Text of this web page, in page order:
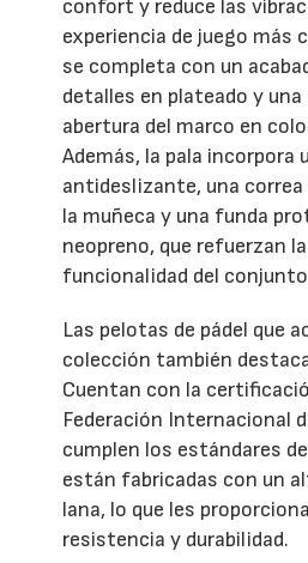
confort y reduce las
experiencia de juego más
se completa con un
detalles en plateado y
abertura del marco en
Además, la pala incorpora
antideslizante, una correa
la muñeca y una funda
neopreno, que refuerzan
funcionalidad del
Las pelotas de pádel que
colección también
Cuentan con la
Federación Internacional
cumplen los estándares
están fabricadas con un
lana, lo que les
resistencia y durabilidad.